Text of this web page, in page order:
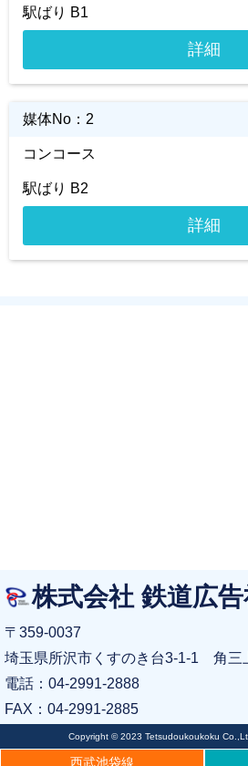
駅ばり B1
詳細
媒体No： 2
コンコース
駅ばり B2
詳細
株式会社 鉄道広
〒359-0037
埼玉県所沢市くすのき台3-1-1 角三
電話：04-2991-2888
FAX：04-2991-2885
Copyright © 2023 Tetsudoukoukoku
西武池袋線